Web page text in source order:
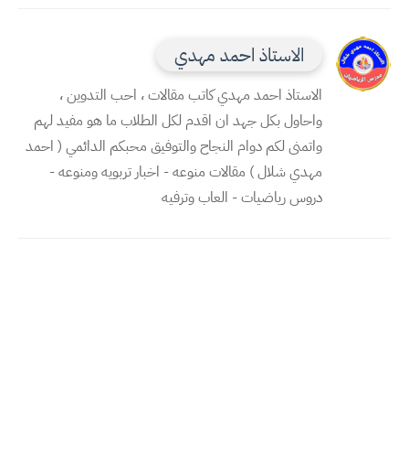
الاستاذ احمد مهدي
الاستاذ احمد مهدي كاتب مقالات ، احب التدوين ،
واحاول بكل جهد ان اقدم لكل الطلاب ما هو مفيد لهم
واتمنى لكم دوام النجاح والتوفيق محبكم الدائمي ( احمد
مهدي شلال ) مقالات منوعه - اخبار تربويه ومنوعه -
دروس رياضيات - العاب وترفيه